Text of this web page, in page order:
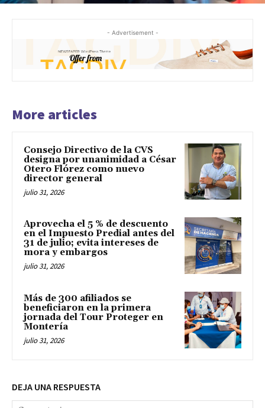
- Advertisement -
More articles
Consejo Directivo de la CVS
designa por unanimidad a César
Otero Flórez como nuevo
director general
julio 31, 2026
Aprovecha el 5 % de descuento
en el Impuesto Predial antes del
31 de julio; evita intereses de
mora y embargos
julio 31, 2026
Más de 300 afiliados se
beneficiaron en la primera
jornada del Tour Proteger en
Montería
julio 31, 2026
DEJA UNA RESPUESTA